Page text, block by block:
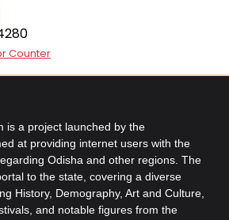
Counter
is a project launched by the
at providing internet users with the
Odisha and other regions. The
to the state, covering a diverse
History, Demography, Art and Culture,
and notable figures from the